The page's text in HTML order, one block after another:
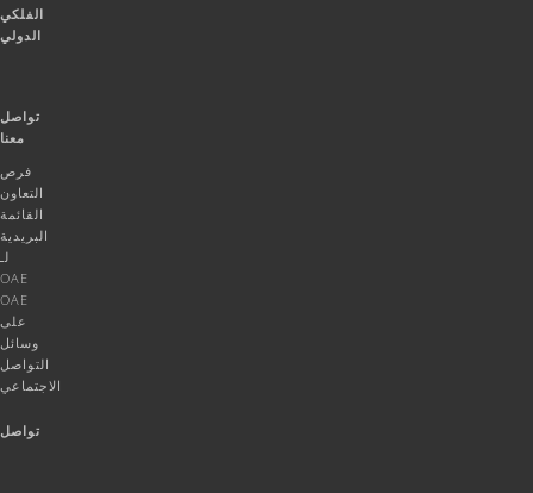
الفلكي
الدولي
تواصل
معنا
فرص
التعاون
القائمة
البريدية
لـ
OAE
OAE
على
وسائل
التواصل
الاجتماعي
تواصل